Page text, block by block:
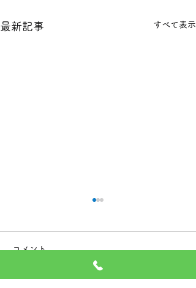
最新記事 すべて表示
格
本日 １８金 1グラム １６６
００円で預かります。買い取
コメント